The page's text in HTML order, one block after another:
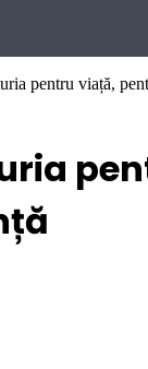
pentru viață,